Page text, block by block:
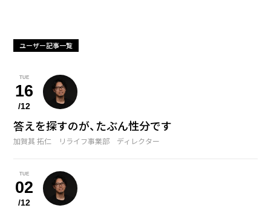
09
暮らしてみたい国
10 OCT
最後の晩餐
正解がわからないこと
11
鞄の中身
座右の銘
12 DEC
冬のおすすめアイテム
絶対に譲れないこと
ユーザー記事一覧
TUE
16
/12
答えを探すのが、たぶん性分です
加賀其 拓仁 リライフ事業部 ディレクター
TUE
02
/12